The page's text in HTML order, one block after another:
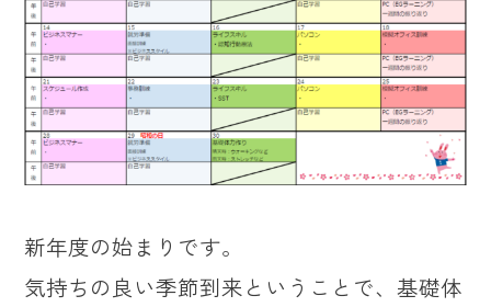
新年度の始まりです。
気持ちの良い季節到来ということで、基礎体